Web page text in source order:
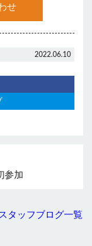
せ
2022.06.10
参加
タッフブログ一覧